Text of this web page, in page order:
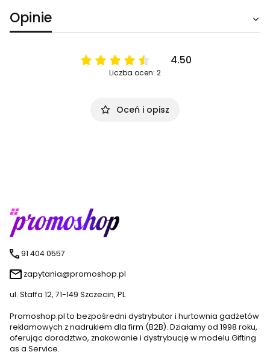
Opinie
4.50
Liczba ocen: 2
Oceń i opisz
91 404 0557
zapytania@promoshop.pl
ul. Staffa 12, 71-149 Szczecin, PL
Promoshop.pl to bezpośredni dystrybutor i hurtownia gadżetów
reklamowych z nadrukiem dla firm (B2B). Działamy od 1998 roku,
oferując doradztwo, znakowanie i dystrybucję w modelu Gifting
as a Service.